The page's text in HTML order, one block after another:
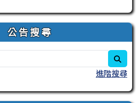
公 告 搜 尋
進階搜尋